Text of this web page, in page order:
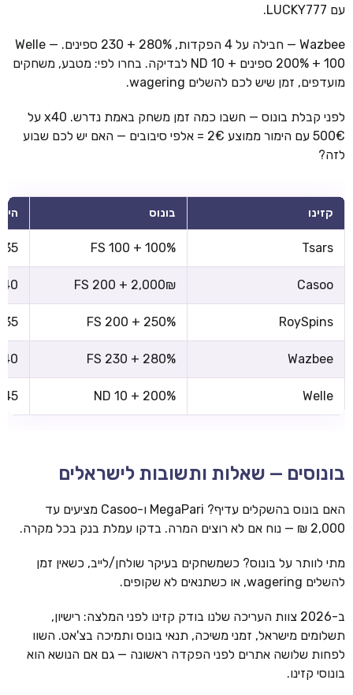
עם LUCKY777.
Wazbee — חבילה על 4 הפקדות, 280% + 230 ספינים. Welle —
200% + 100 ספינים + 10 ND לבדיקה. בחרו לפי: מטבע, משחקים
מועדפים, זמן שיש לכם להשלים wagering.
לפני קבלת בונוס — חשבו כמה זמן משחק באמת נדרש. x40 על
500€ עם הימור ממוצע 2€ = אלפי סיבובים — האם יש לכם שבוע
לזה?
קזינו בונוס
Tsars
100% + 100 FS
Casoo
2,000₪ + 200 FS
RoySpins
250% + 200 FS
Wazbee
280% + 230 FS
Welle
200% + 10 ND
בונוסים — שאלות ותשובות לישראלים
האם בונוס בהשקלים עדיף? MegaPari ו-Casoo מציעים עד
2,000 ₪ — נוח אם לא רוצים המרה. בדקו עמלת בנק בכל מקרה.
מתי לוותר על בונוס? כשמשחקים בעיקר שולחן/לייב, כשאין זמן
להשלים wagering, או כשתנאים לא שקופים.
ב-2026 צוות העריכה שלנו בודק קזינו לפני המלצה: רישיון,
תשלומים מישראל, זמני משיכה, תנאי בונוס ותמיכה בצ'אט. השוו
לפחות שלושה אתרים לפני הפקדה ראשונה — גם אם הנושא הוא
בונוסי קזינו.